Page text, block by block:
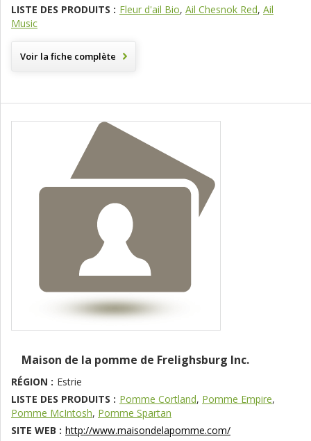
LISTE DES PRODUITS : Fleur d'ail Bio, Ail Chesnok Red, Ail
Music
Voir la fiche complète
Maison de la pomme de Frelighsburg Inc.
RÉGION : Estrie
LISTE DES PRODUITS : Pomme Cortland, Pomme Empire,
Pomme McIntosh, Pomme Spartan
SITE WEB : http://www.maisondelapomme.com/